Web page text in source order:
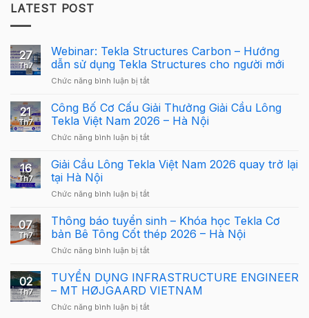
LATEST POST
27
Th7
Webinar: Tekla Structures Carbon – Hướng
dẫn sử dụng Tekla Structures cho người mới
Chức năng bình luận bị tắtở
Tekla
Structures
Carbon
–
dẫn
Tekla
cho
người
21
Th7
Công Bố Cơ Cấu Giải Thưởng Giải Cầu Lông
Tekla Việt Nam 2026 – Hà Nội
Chức năng bình luận bị tắtở
Bố
Cơ
Giải
Giải
Cầu
Lông
Tekla
Nam
2026
Hà
16
Th7
Giải Cầu Lông Tekla Việt Nam 2026 quay trở lại
tại Hà Nội
Chức năng bình luận bị tắtở
Cầu
Lông
Tekla
Việt
2026
quay
lại
07
Th7
Thông báo tuyển sinh – Khóa học Tekla Cơ
bản Bê Tông Cốt thép 2026 – Hà Nội
Chức năng bình luận bị tắtở
báo
tuyển
sinh
–
02
Th7
TUYỂN DỤNG INFRASTRUCTURE ENGINEER
– MT HØJGAARD VIETNAM
Chức năng bình luận bị tắtở